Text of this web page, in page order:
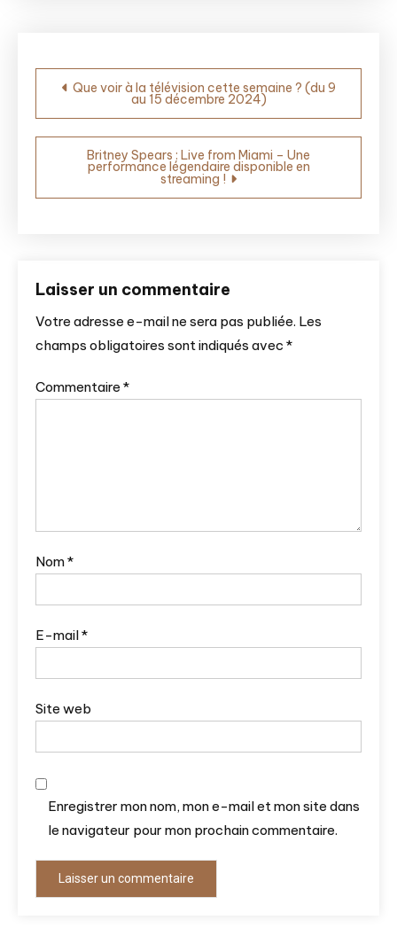
Navigation
de
l’article
Que voir à la télévision cette semaine ? (du 9
au 15 décembre 2024)
Britney Spears : Live from Miami – Une
performance légendaire disponible en
streaming !
Laisser un commentaire
Votre adresse e-mail ne sera pas publiée. Les
champs obligatoires sont indiqués avec *
Commentaire *
Nom*
E-mail*
Site web
Enregistrer mon nom, mon e-mail et mon site dans
le navigateur pour mon prochain commentaire.